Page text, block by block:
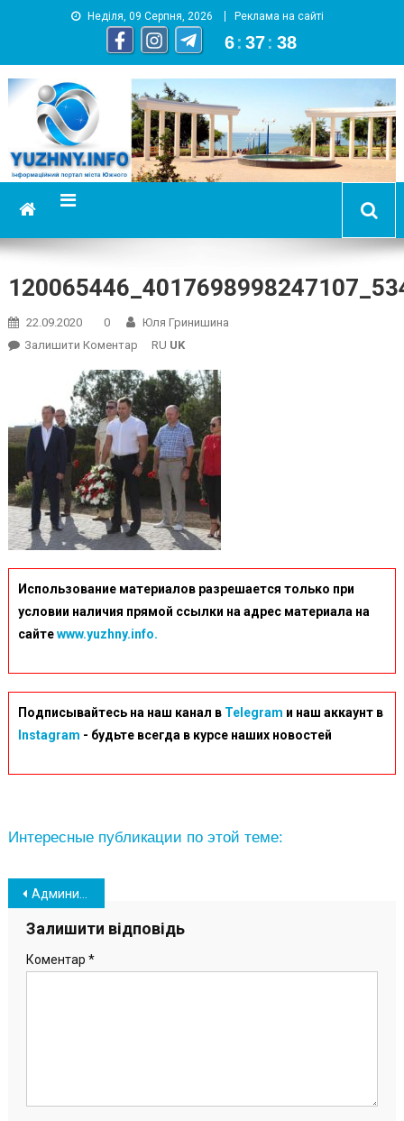
Неділя, 09 Серпня, 2026 Реклама на сайті
6 : 37 : 38
YUZHNY.INFO
информационный портал города Южный
22.09.2020 0
Юля Гринишина
Залишити КоментарOn RU UK
Использование материалов разрешается только при
условии наличия прямой ссылки на адрес материала на
сайтеwww.yuzhny.info.
Подписывайтесь на наш канал в Telegram и наш аккаунт в
Instagram - будьте всегда в курсе наших новостей
Интересные публикации по этой теме:
Навігація
записів
Администрация порта Пивденный почтила память Григорьевского десанта (фото)
Залишити відповідь
Коментар *